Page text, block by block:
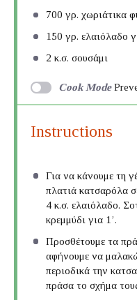
700 γρ. χωριάτικα
150 γρ. ελαιόλαδο
2 κ.σ. σουσάμι
Cook Mode
Instructions
Για να κάνουμε τη
πλατιά κατσαρόλα
4 κ.σ. ελαιόλαδο.
κρεμμύδι για 1’.
Προσθέτουμε τα
αφήνουμε να
περιοδικά την
πράσα το σχήμα